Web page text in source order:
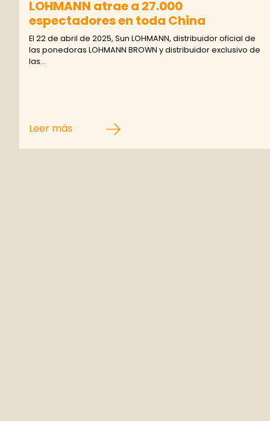
LOHMANN atrae a 27.000
espectadores en toda China
El 22 de abril de 2025, Sun LOHMANN, distribuidor oficial de
las ponedoras LOHMANN BROWN y distribuidor exclusivo de
las…
Leer más